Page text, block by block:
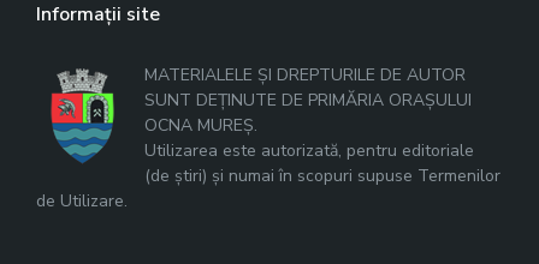
Informații site
MATERIALELE ȘI DREPTURILE DE AUTOR
SUNT DEȚINUTE DE PRIMĂRIA ORAȘULUI
OCNA MUREȘ.
Utilizarea este autorizată, pentru editoriale
(de știri) și numai în scopuri supuse Termenilor
de Utilizare.